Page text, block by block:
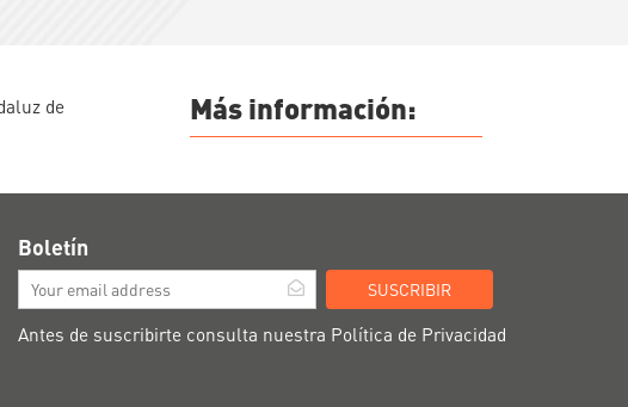
de
Más información:
Boletín
SUSCRIBIR
Antes de suscribirte consulta nuestra Política de Privacidad